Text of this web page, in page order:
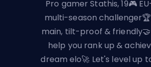
Pro gamer Stathis, 19🎮
multi-season
main, tilt-proof &
help you rank up &
dream elo🚀 Let's level up